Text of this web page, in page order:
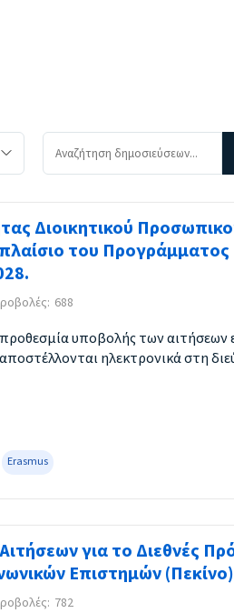
Διοικητικού
του Προγράμματος
688
προθεσμία υποβολής των αιτήσεων
αποστέλλονται ηλεκτρονικά στη
Erasmus
για το Διεθνές
Επιστημών (Πεκίνο)
782